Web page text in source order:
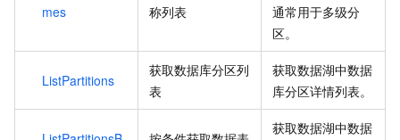
mes
称列表
通常用于多级分
区。
ListPartitions
获取数据库分区列
表
获取数据湖中数据
库分区详情列表。
获取数据湖中数据